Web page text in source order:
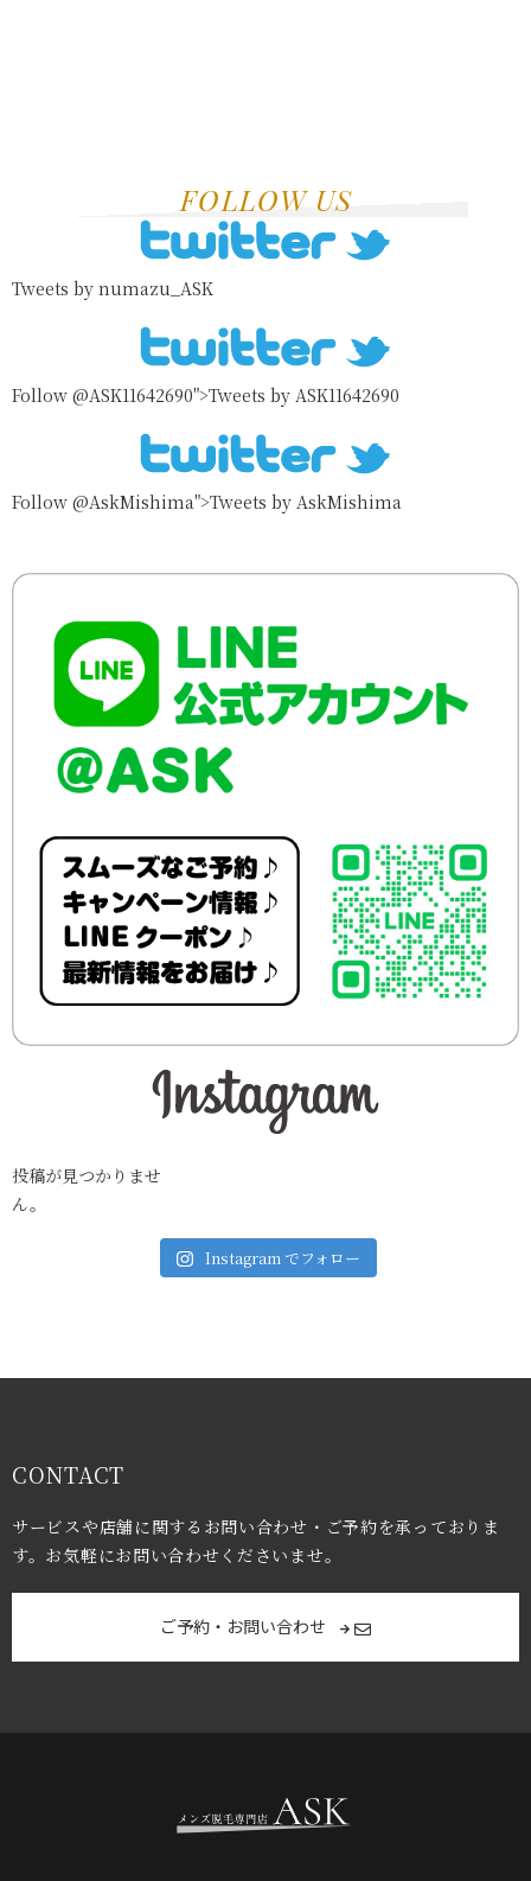
FOLLOW US
Tweets by numazu_ASK
Follow @ASK11642690">Tweets by ASK11642690
Follow @AskMishima">Tweets by AskMishima
投稿が見つかりませ
ん。
Instagram でフォロー
CONTACT
サービスや店舗に関するお問い合わせ・ご予約を承っておりま
す。お気軽にお問い合わせくださいませ。
ご予約・お問い合わせ